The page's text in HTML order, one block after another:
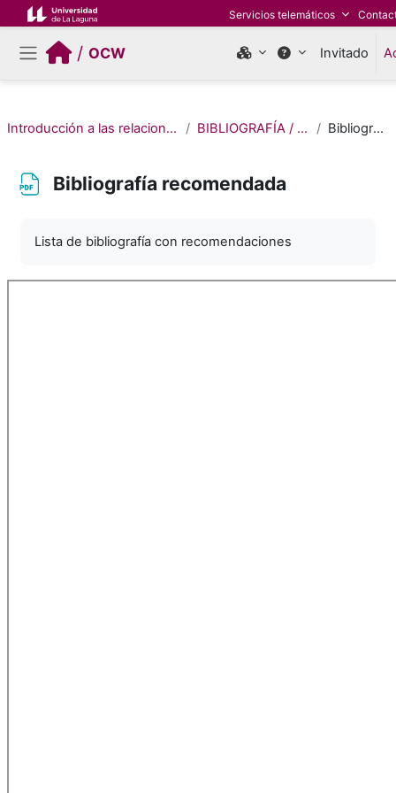
Salta al contenido principal Servicios telemáticos
Panel lateral
/OCW Invitado
Introducción a las relaciones históricas entre Canarias y América BIBLIOGRAFÍA / MATERIALES DE CONSULTA Bibliografía recomendada
Bibliografía recomendada
Lista de bibliografía con recomendaciones